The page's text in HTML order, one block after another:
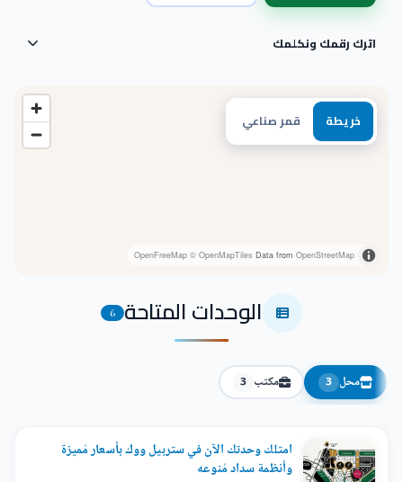
خريطة قمر صناعي
OpenFreeMap © OpenMapTiles Data from OpenStreetMap
اترك رقمك ونكلمك
الوحدات المتاحة 6
محل 3 مكتب 3
امتلك وحدتك الآن في ستربيل ووك بأسعار مُميزة
وأنظمة سداد مُنوعه